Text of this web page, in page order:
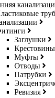
Заглушки
Крестовины
Муфты
Отводы
Патрубки
Ревизия